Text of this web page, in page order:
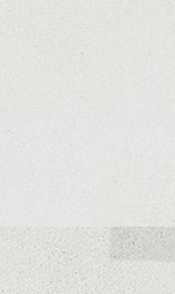
ッドスパ／伸びても目立たないヘアカラー/
ト/ブリーチ/インナーカラー/イルミナカラー